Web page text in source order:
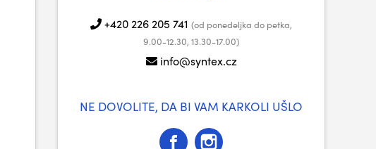
+420 226 205 741 (od ponedeljka do petka,
9.00-12.30, 13.30-17.00)
info@syntex.cz
NE DOVOLITE, DA BI VAM KARKOLI UŠLO